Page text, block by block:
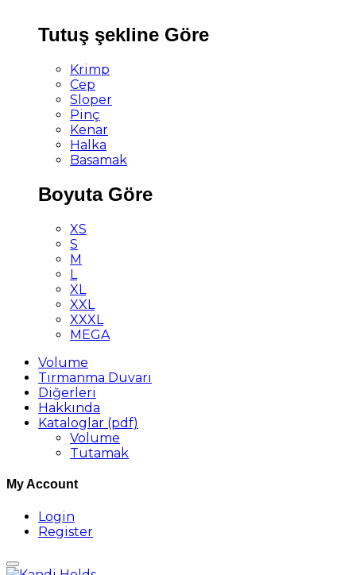
Tutuş şekline Göre
Krimp
Cep
Sloper
Pinç
Kenar
Halka
Basamak
Boyuta Göre
XS
S
M
L
XL
XXL
XXXL
MEGA
Volume
Tırmanma Duvarı
Diğerleri
Hakkında
Kataloglar (pdf)
Volume
Tutamak
My Account
Login
Register